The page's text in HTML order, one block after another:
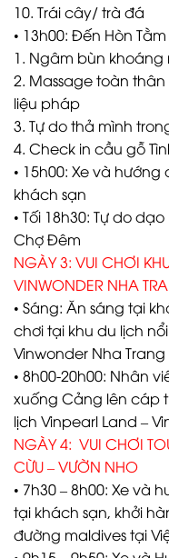
10. Trái cây/ trà đá
• 13h00: Đến Hòn Tằm
1. Ngâm bùn
2. Massage toàn
liệu pháp
3. Tự do thả mình
4. Check in cầu gỗ
• 15h00: Xe và
khách sạn
• Tối 18h30: Tự do
Chợ Đêm
NGÀY 3: VUI CHƠI
VINWONDER NHA
• Sáng: Ăn sáng tại
chơi tại khu du lịch
Vinwonder Nha Trang
• 8h00-20h00: Nhân
xuống Cảng lên cáp
lịch Vinpearl Land –
NGÀY 4: VUI CHƠI
CỪU – VƯỜN NHO
• 7h30 – 8h00: Xe và
tại khách sạn, khởi
đường maldives tại